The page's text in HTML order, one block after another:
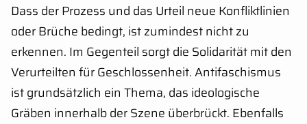
Dass der Prozess und das Urteil neue Konfliktlinien
oder Brüche bedingt, ist zumindest nicht zu
erkennen. Im Gegenteil sorgt die Solidarität mit den
Verurteilten für Geschlossenheit. Antifaschismus
ist grundsätzlich ein Thema, das ideologische
Gräben innerhalb der Szene überbrückt. Ebenfalls